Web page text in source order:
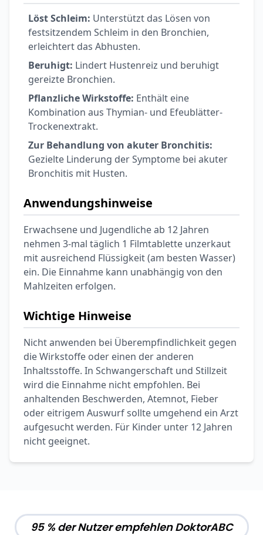
Löst Schleim: Unterstützt das Lösen von
festsitzendem Schleim in den Bronchien,
erleichtert das Abhusten.
Beruhigt: Lindert Hustenreiz und beruhigt
gereizte Bronchien.
Pflanzliche Wirkstoffe: Enthält eine
Kombination aus Thymian- und Efeublätter-
Trockenextrakt.
Zur Behandlung von akuter Bronchitis:
Gezielte Linderung der Symptome bei akuter
Bronchitis mit Husten.
Anwendungshinweise
Erwachsene und Jugendliche ab 12 Jahren
nehmen 3-mal täglich 1 Filmtablette unzerkaut
mit ausreichend Flüssigkeit (am besten Wasser)
ein. Die Einnahme kann unabhängig von den
Mahlzeiten erfolgen.
Wichtige Hinweise
Nicht anwenden bei Überempfindlichkeit gegen
die Wirkstoffe oder einen der anderen
Inhaltsstoffe. In Schwangerschaft und Stillzeit
wird die Einnahme nicht empfohlen. Bei
anhaltenden Beschwerden, Atemnot, Fieber
oder eitrigem Auswurf sollte umgehend ein Arzt
aufgesucht werden. Für Kinder unter 12 Jahren
nicht geeignet.
95 % der Nutzer empfehlen DoktorABC